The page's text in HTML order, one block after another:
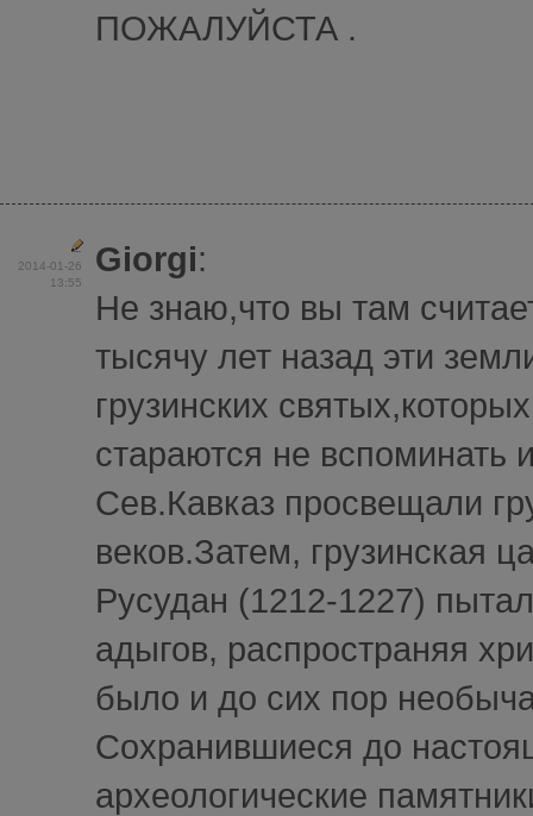
ПОЖАЛУЙСТА .
2014-01-26
13:55
Giorgi:
Не знаю,что вы там
тысячу лет назад эти
грузинских
стараются не вспоминать
Сев.Кавказ просвещали
веков.Затем, грузинская
Русудан (1212-1227)
адыгов, распространяя
было и до сих пор
Сохранившиеся до
археологические